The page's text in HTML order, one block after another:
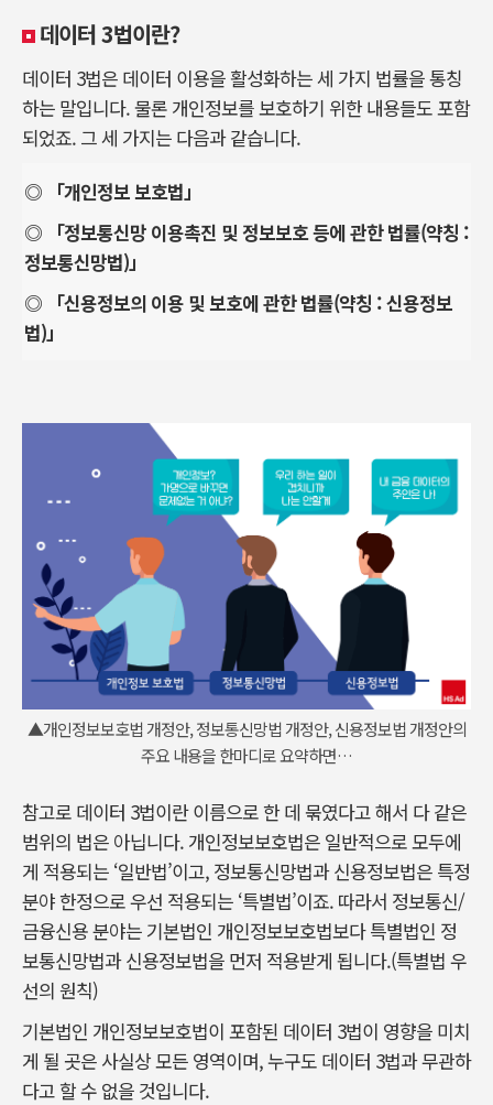
데이터 3법이란?
데이터 3법은 데이터 이용을 활성화하는 세 가지 법률을 통칭
하는 말입니다. 물론 개인정보를 보호하기 위한 내용들도 포함
되었죠. 그 세 가지는 다음과 같습니다.
◎ 「개인정보 보호법」
◎ 「정보통신망 이용촉진 및 정보보호 등에 관한 법률(약칭 :
정보통신망법)」
◎ 「신용정보의 이용 및 보호에 관한 법률(약칭 : 신용정보
법)」
▲개인정보보호법 개정안, 정보통신망법 개정안, 신용정보법 개정안의
주요 내용을 한마디로 요약하면…
참고로 데이터 3법이란 이름으로 한 데 묶였다고 해서 다 같은
범위의 법은 아닙니다. 개인정보보호법은 일반적으로 모두에
게 적용되는 ‘일반법’이고, 정보통신망법과 신용정보법은 특정
분야 한정으로 우선 적용되는 ‘특별법’이죠. 따라서 정보통신/
금융신용 분야는 기본법인 개인정보보호법보다 특별법인 정
보통신망법과 신용정보법을 먼저 적용받게 됩니다.(특별법 우
선의 원칙)
기본법인 개인정보보호법이 포함된 데이터 3법이 영향을 미치
게 될 곳은 사실상 모든 영역이며, 누구도 데이터 3법과 무관하
다고 할 수 없을 것입니다.